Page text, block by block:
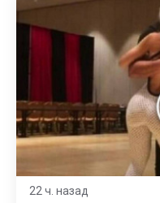
22 ч. назад